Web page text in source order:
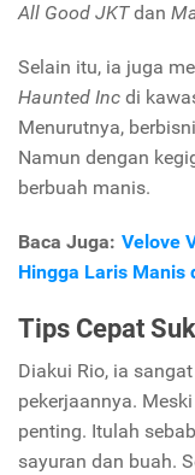
All Good JKTdan
Selain itu, ia juga
Haunted Inc di
Menurutnya,
Namun dengan
berbuah manis.
Baca Juga: Velove
Hingga Laris Manis
Tips Cepat
Diakui Rio, ia
pekerjaannya.
penting. Itulah
sayuran dan buah.